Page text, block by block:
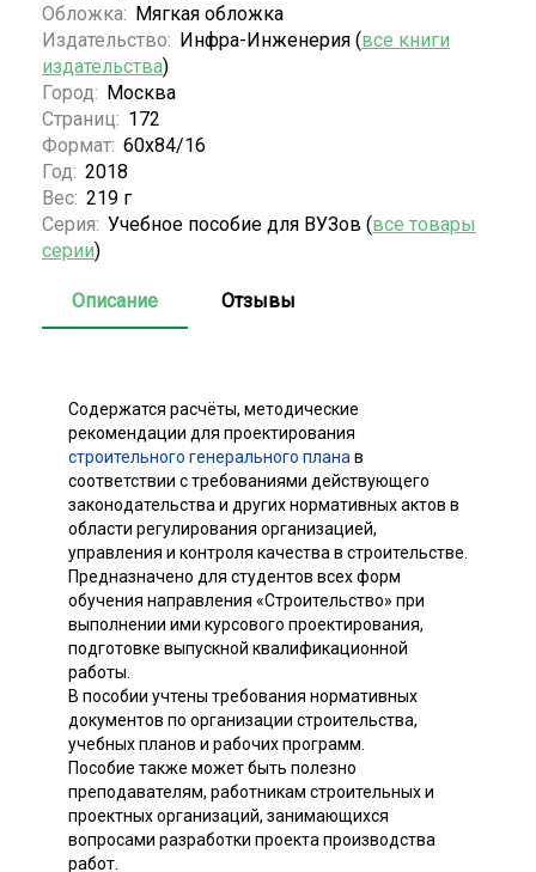
Обложка: Мягкая обложка
Издательство: Инфра-Инженерия (все книги
издательства)
Город: Москва
Страниц: 172
Формат: 60х84/16
Год: 2018
Вес: 219 г
Серия: Учебное пособие для ВУЗов (все товары
серии)
Описание Отзывы
Содержатся расчёты, методические
рекомендации для проектирования
строительного генерального плана в
соответствии с требованиями действующего
законодательства и других нормативных актов в
области регулирования организацией,
управления и контроля качества в строительстве.
Предназначено для студентов всех форм
обучения направления «Строительство» при
выполнении ими курсового проектирования,
подготовке выпускной квалификационной
работы.
В пособии учтены требования нормативных
документов по организации строительства,
учебных планов и рабочих программ.
Пособие также может быть полезно
преподавателям, работникам строительных и
проектных организаций, занимающихся
вопросами разработки проекта производства
работ.